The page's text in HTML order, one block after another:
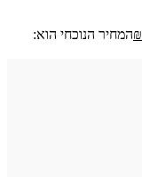
₪המחיר הנוכחי הוא: